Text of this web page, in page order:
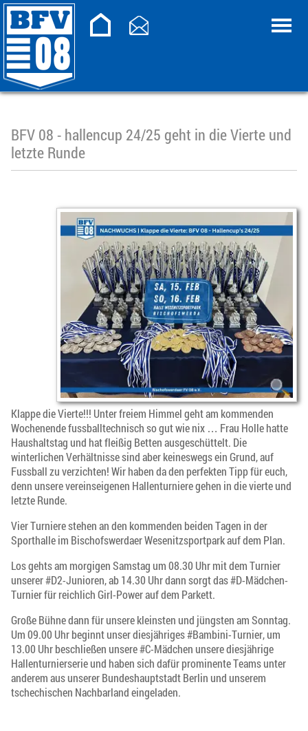
BFV 08 - hallencup 24/25 geht in die Vierte und
letzte Runde
Klappe die Vierte!!! Unter freiem Himmel geht am kommenden
Wochenende fussballtechnisch so gut wie nix … Frau Holle hatte
Haushaltstag und hat fleißig Betten ausgeschüttelt. Die
winterlichen Verhältnisse sind aber keineswegs ein Grund, auf
Fussball zu verzichten! Wir haben da den perfekten Tipp für euch,
denn unsere vereinseigenen Hallenturniere gehen in die vierte und
letzte Runde.
Vier Turniere stehen an den kommenden beiden Tagen in der
Sporthalle im Bischofswerdaer Wesenitzsportpark auf dem Plan.
Los gehts am morgigen Samstag um 08.30 Uhr mit dem Turnier
unserer #D2-Junioren, ab 14.30 Uhr dann sorgt das #D-Mädchen-
Turnier für reichlich Girl-Power auf dem Parkett.
Große Bühne dann für unsere kleinsten und jüngsten am Sonntag.
Um 09.00 Uhr beginnt unser diesjähriges #Bambini-Turnier, um
13.00 Uhr beschließen unsere #C-Mädchen unsere diesjährige
Hallenturnierserie und haben sich dafür prominente Teams unter
anderem aus unserer Bundeshauptstadt Berlin und unserem
tschechischen Nachbarland eingeladen.